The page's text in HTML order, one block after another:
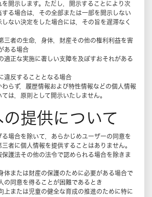
を開示します。ただし，開示することにより次
する場合は，その全部または一部を開示しない
しない決定をした場合には，その旨を遅滞なく
三者の生命，身体，財産その他の権利利益を害
ある場合
適正な実施に著しい支障を及ぼすおそれがある
違反することとなる場合
らず，履歴情報および特性情報などの個人情報
は，原則として開示いたしません。
提供について
る場合を除いて，あらかじめユーザーの同意を
者に個人情報を提供することはありません。
保護法その他の法令で認められる場合を除きま
体または財産の保護のために必要がある場合で
の同意を得ることが困難であるとき
上または児童の健全な育成の推進のために特に